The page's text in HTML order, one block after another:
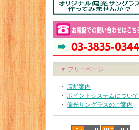
▼ フリーページ
・ 店舗案内
・ ポイントシステムについて
・ 偏光サングラスのご案内